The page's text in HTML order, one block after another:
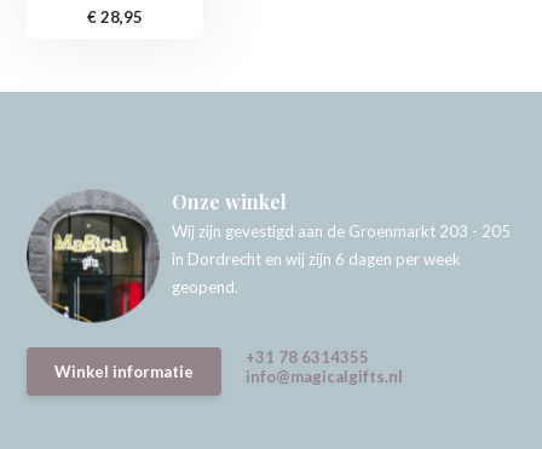
€ 28,95
Onze winkel
Wij zijn gevestigd aan de Groenmarkt 203 - 205
in Dordrecht en wij zijn 6 dagen per week
geopend.
Winkel informatie
+31 78 6314355
info@magicalgifts.nl